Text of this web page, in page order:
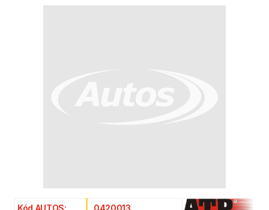
Kód AUTOS:
0420013